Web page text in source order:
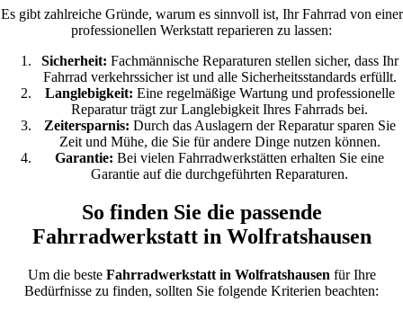
Es gibt zahlreiche Gründe, warum es sinnvoll ist, Ihr Fahrrad von einer
professionellen Werkstatt reparieren zu lassen:
Sicherheit: Fachmännische Reparaturen stellen sicher, dass Ihr
Fahrrad verkehrssicher ist und alle Sicherheitsstandards erfüllt.
Langlebigkeit: Eine regelmäßige Wartung und professionelle
Reparatur trägt zur Langlebigkeit Ihres Fahrrads bei.
Zeitersparnis: Durch das Auslagern der Reparatur sparen Sie
Zeit und Mühe, die Sie für andere Dinge nutzen können.
Garantie: Bei vielen Fahrradwerkstätten erhalten Sie eine
Garantie auf die durchgeführten Reparaturen.
So finden Sie die passende
Fahrradwerkstatt in Wolfratshausen
Um die beste Fahrradwerkstatt in Wolfratshausen für Ihre
Bedürfnisse zu finden, sollten Sie folgende Kriterien beachten: